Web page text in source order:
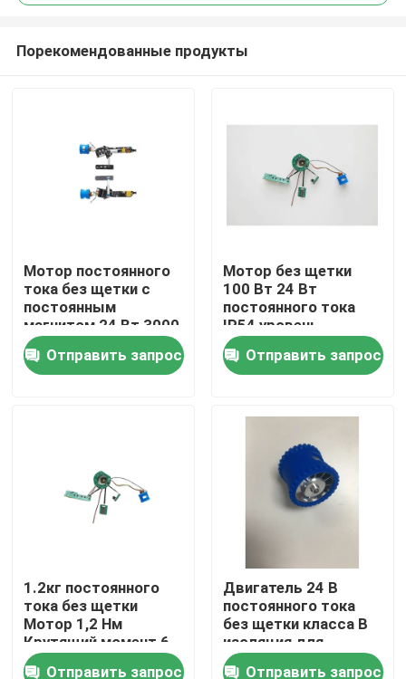
Продукты
Видео
Порекомендованные продукты
Мотор постоянного
тока без щетки с
постоянным
магнитом 24 Вт 3000
оборотов в минуту
-20°C~+60°C
Отправить запрос
Мотор без щетки
100 Вт 24 Вт
постоянного тока
IP54 уровень
защиты
Отправить запрос
1.2кг постоянного
тока без щетки
Мотор 1,2 Нм
Крутящий момент 6
мм Диаметр вала
Отправить запрос
Двигатель 24 В
постоянного тока
без щетки класса B
изоляция для
промышленной
Отправить запрос